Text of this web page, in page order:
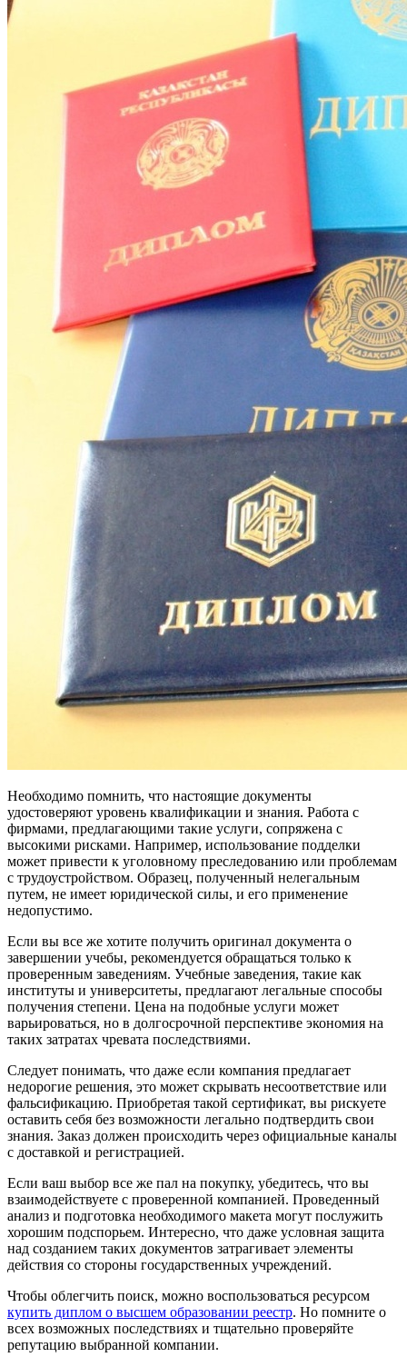
Необходимо помнить, что настоящие документы
удостоверяют уровень квалификации и знания. Работа с
фирмами, предлагающими такие услуги, сопряжена с
высокими рисками. Например, использование подделки
может привести к уголовному преследованию или проблемам
с трудоустройством. Образец, полученный нелегальным
путем, не имеет юридической силы, и его применение
недопустимо.
Если вы все же хотите получить оригинал документа о
завершении учебы, рекомендуется обращаться только к
проверенным заведениям. Учебные заведения, такие как
институты и университеты, предлагают легальные способы
получения степени. Цена на подобные услуги может
варьироваться, но в долгосрочной перспективе экономия на
таких затратах чревата последствиями.
Следует понимать, что даже если компания предлагает
недорогие решения, это может скрывать несоответствие или
фальсификацию. Приобретая такой сертификат, вы рискуете
оставить себя без возможности легально подтвердить свои
знания. Заказ должен происходить через официальные каналы
с доставкой и регистрацией.
Если ваш выбор все же пал на покупку, убедитесь, что вы
взаимодействуете с проверенной компанией. Проведенный
анализ и подготовка необходимого макета могут послужить
хорошим подспорьем. Интересно, что даже условная защита
над созданием таких документов затрагивает элементы
действия со стороны государственных учреждений.
Чтобы облегчить поиск, можно воспользоваться ресурсом
купить диплом о высшем образовании реестр. Но помните о
всех возможных последствиях и тщательно проверяйте
репутацию выбранной компании.